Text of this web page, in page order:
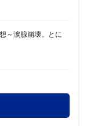
～涙腺崩壊。とに